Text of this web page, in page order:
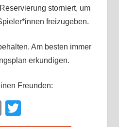
storniert, um
freizugeben.
Am besten immer
erkundigen.
Freunden:
Print